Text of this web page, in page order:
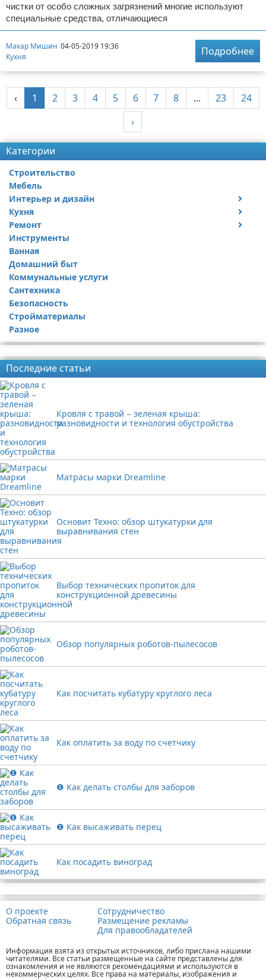
чистки от особо сложных загрязнений многие используют
специальные средства, отличающиеся
Макар Мишин 04-05-2019 19:36
Кухня
Подробнее
‹ 1 2 3 4 5 6 7 8 ... 23
24
›
Категории
Строительство
Мебель
Интерьер и дизайн
Дизайн дачи
Дизайн квартиры
Кухня
Посуда
Ремонт
Ремонт дачи
Ремонт квартиры
Инструменты
Ванная
Домашний быт
Коммунальные услуги
Сантехника
Безопасность
Стройматериалы
Разное
Последние статьи
Кровля с травой − зеленая крыша:
разновидности и технология обустройства
Матрасы марки Dreamline
Основит Техно: обзор штукатурки для
выравнивания стен
Выбор технических пропиток для
конструкционной древесины
Обзор популярных роботов-пылесосов
Как посчитать кубатуру круглого леса
Как оплатить за воду по счетчику
❶ Как делать столбы для заборов
❶ Как высаживать перец
Как посадить виноград
О проекте
Обратная связь
Сотрудничество
Размещение рекламы
Для правообладателей
Информация взята из открытых источников, либо прислана нашими
читателями. Все статьи размещенные на сайте представлены для
ознакомления и не являются рекомендациями и используются в
некоммерческих целях. Все права на материалы, изображения и